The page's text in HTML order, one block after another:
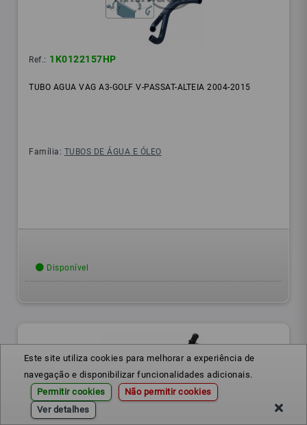
Este site utiliza cookies para melhorar a experiência de
navegação e disponibilizar funcionalidades adicionais.
Permitir cookies
Não permitir cookies
Ver detalhes
Ref.: 1K0122157HP
TUBO AGUA VAG A3-GOLF V-PASSAT-ALTEIA 2004-2015
Família: TUBOS DE ÁGUA E ÓLEO
Disponível